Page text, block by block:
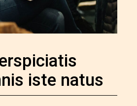
iste natus